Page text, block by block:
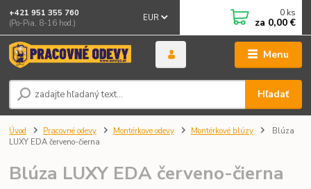
Menu
EUR
Hľadať
+421 951 355 760
(Po-Pia, 8-16 hod.)
0 ks
za 0,00 €
Úvod Pracovné odevy Montérkove odevy Montérkové blúzy
Blúza
LUXY EDA červeno-čierna
Blúza LUXY EDA červeno-čierna